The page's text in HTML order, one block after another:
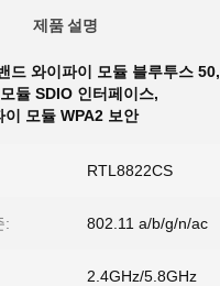
제품 설명
드 와이파이 모듈 블루투스 50,
듈 SDIO 인터페이스,
이 모듈 WPA2 보안
RTL8822CS
: 802.11 a/b/g/n/ac
2.4GHz/5.8GHz